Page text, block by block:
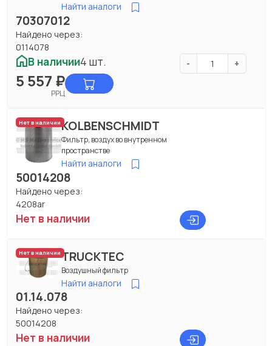
Найти аналоги
70307012
Найдено через:
0114078
В наличии4 шт. - +
5 557 ₽
РРЦ
Нет в наличииKOLBENSCHMIDT
Фильтр, воздух во внутренном
пространстве
Найти аналоги
50014208
Найдено через:
4208ar
Нет в наличии
Нет в наличииTRUCKTEC
Воздушный фильтр
Найти аналоги
01.14.078
Найдено через:
50014208
Нет в наличии